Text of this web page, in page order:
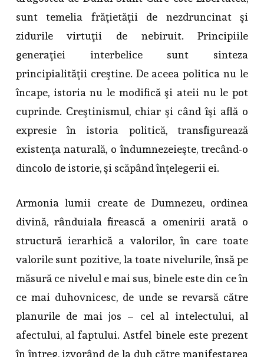
sunt temelia frăţietăţii de nezdruncinat şi
zidurile virtuţii de nebiruit. Principiile
generaţiei interbelice sunt sinteza
principialităţii creştine. De aceea politica nu le
încape, istoria nu le modifică şi ateii nu le pot
cuprinde. Creştinismul, chiar şi când îşi află o
expresie în istoria politică, transfigurează
existenţa naturală, o îndumnezeieşte, trecând-o
dincolo de istorie, şi scăpând înţelegerii ei.
Armonia lumii create de Dumnezeu, ordinea
divină, rânduiala firească a omenirii arată o
structură ierarhică a valorilor, în care toate
valorile sunt pozitive, la toate nivelurile, însă pe
măsură ce nivelul e mai sus, binele este din ce în
ce mai duhovnicesc, de unde se revarsă către
planurile de mai jos – cel al intelectului, al
afectului, al faptului. Astfel binele este prezent
în întreg, izvorând de la duh către manifestarea